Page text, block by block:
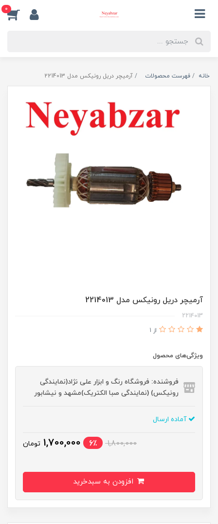
0
خانه فهرست محصولات آرمیچر دریل رونیکس مدل 2214013
آرمیچر دریل رونیکس مدل 2214013
2214013
از 1
ویژگی‌های محصول
فروشنده: فروشگاه رنگ و ابزار علی نژاد(نمایندگی
رونیکس) (نمایندگی صبا الکتریک)مشهد و نیشابور
آماده ارسال
1,800,000 6٪ 1,700,000 تومان